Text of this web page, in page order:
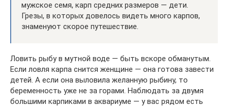
мужское семя, карп средних размеров — дети.
Грезы, в которых довелось видеть много карпов,
знаменуют скорое путешествие.
Ловить рыбу в мутной воде — быть вскоре обманутым.
Если ловля карпа снится женщине — она готова завести
детей. А если она выловила желанную рыбину, то
беременность уже не за горами. Наблюдать за двумя
большими карпиками в аквариуме — у вас рядом есть